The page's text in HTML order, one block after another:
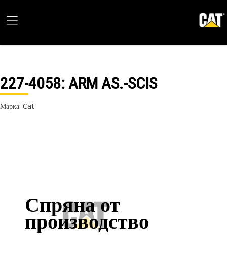
227-4058: ARM AS.-SCIS
Марка: Cat
Спряна от
производство